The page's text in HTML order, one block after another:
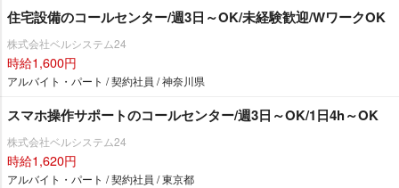
住宅設備のコールセンター/週3日～OK/未経験歓迎/WワークOK
株式会社ベルシステム24
時給1,600円
アルバイト・パート / 契約社員 / 神奈川県
スマホ操作サポートのコールセンター/週3日～OK/1日4h～OK
株式会社ベルシステム24
時給1,620円
アルバイト・パート / 契約社員 / 東京都